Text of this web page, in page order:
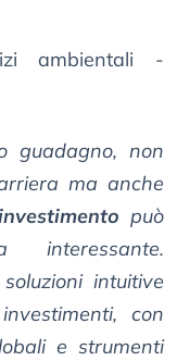
ambientali -
guadagno, non
ma anche
può
interessante.
intuitive
con
e strumenti